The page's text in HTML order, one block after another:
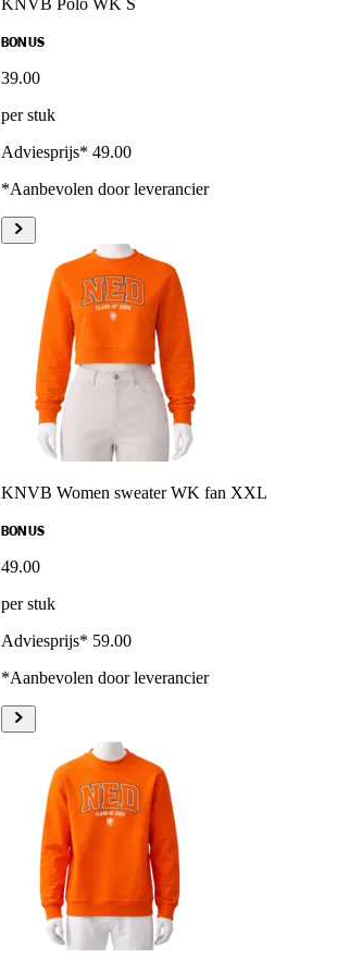
KNVB Polo WK S
BONUS
39.00
per stuk
Adviesprijs* 49.00
*Aanbevolen door leverancier
KNVB Women sweater WK fan XXL
BONUS
49.00
per stuk
Adviesprijs* 59.00
*Aanbevolen door leverancier